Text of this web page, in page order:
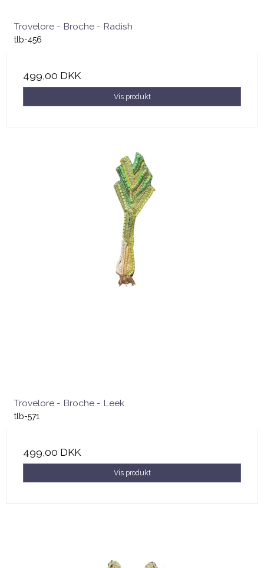
Trovelore - Broche - Radish
tlb-456
499,00 DKK
Vis produkt
Trovelore - Broche - Leek
tlb-571
499,00 DKK
Vis produkt